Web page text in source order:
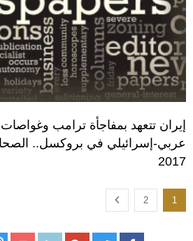
إيران تتعهد بمفاجأة ترامب
2017
1
2